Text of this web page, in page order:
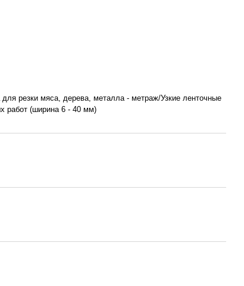
резки мяса, дерева, металла - метраж/Узкие ленточные
работ (ширина 6 - 40 мм)